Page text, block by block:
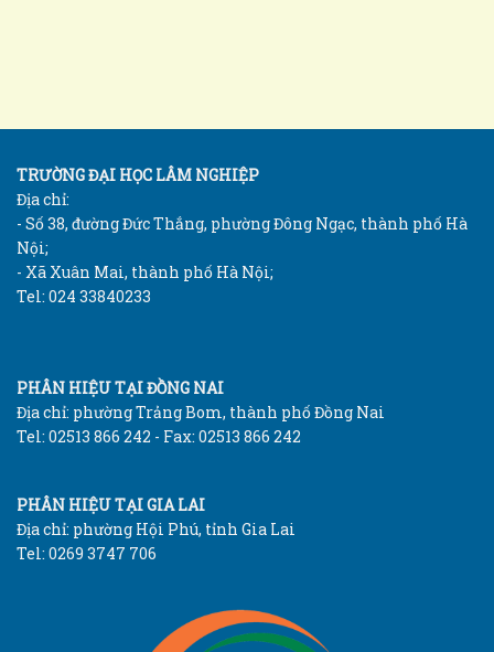
TRƯỜNG ĐẠI HỌC LÂM NGHIỆP
Địa chỉ:
- Số 38, đường Đức Thắng, phường Đông Ngạc, thành phố Hà
Nội;
- Xã Xuân Mai, thành phố Hà Nội;
Tel: 024 33840233
PHÂN HIỆU TẠI ĐỒNG NAI
Địa chỉ: phường Trảng Bom, thành phố Đồng Nai
Tel: 02513 866 242 - Fax: 02513 866 242
PHÂN HIỆU TẠI GIA LAI
Địa chỉ: phường Hội Phú, tỉnh Gia Lai
Tel: 0269 3747 706